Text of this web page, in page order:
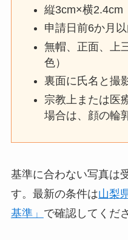
縦3cm×横2.4cm
申請日前6か月
無帽、正面、上
色）
裏面に氏名と撮
宗教上または医
場合は、顔の輪
基準に合わない写真は
す。最新の条件は山梨
基準」 で確認してくだ